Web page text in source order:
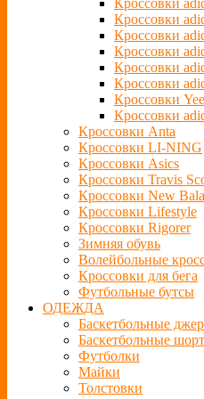
Кроссовки
Кроссовки
Кроссовки
Кроссовки
Кроссовки
Кроссовки
Кроссовки
Кроссовки
Кроссовки Anta
Кроссовки LI-NING
Кроссовки Asics
Кроссовки Travis
Кроссовки New
Кроссовки Lifestyle
Кроссовки Rigorer
Зимняя обувь
Волейбольные
Кроссовки для бега
Футбольные бутсы
ОДЕЖДА
Баскетбольные
Баскетбольные
Футболки
Майки
Толстовки